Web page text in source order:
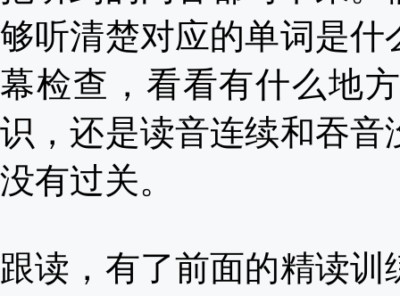
够听清楚对应的单词是
幕检查，看看有什么地
识，还是读音连续和吞
没有过关。
跟读，有了前面的精读